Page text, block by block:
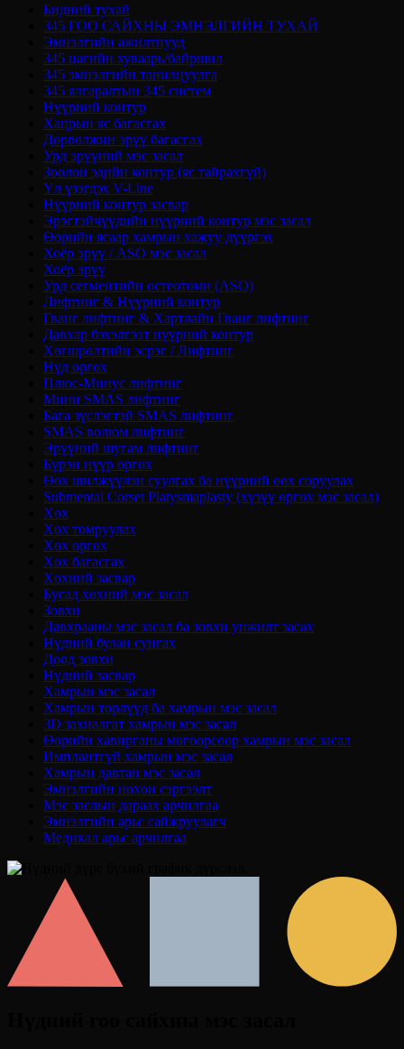
Бидний тухай
345 ГОО САЙХНЫ ЭМНЭЛГИЙН ТУХАЙ
Эмнэлгийн ажилтнууд
345 цагийн хуваарь/байршил
345 эмнэлгийн танилцуулга
345 ялгаралтын 345 систем
Нүүрний контур
Хацрын яс багасгах
Дөрвөлжин эрүү багасгах
Урд эрүүний мэс засал
Зөөлөн эдийн контур (яс тайрахгүй)
Үл үзэгдэх V-Line
Нүүрний контур засвар
Эрэгтэйчүүдийн нүүрний контур мэс засал
Өөрийн ясаар хамрын хажуу дүүргэх
Хоёр эрүү / ASO мэс засал
Хоёр эрүү
Урд сегментийн остеотоми (ASO)
Лифтинг & Нүүрний контур
Гванг лифтинг & Хартлайн Гванг лифтинг
Давхар бэхэлгээт нүүрний контур
Хөгшрөлтийн эсрэг / Лифтинг
Нүд өргөх
Плюс-Минус лифтинг
Мини SMAS лифтинг
Бага зүслэгтэй SMAS лифтинг
SMAS волюм лифтинг
Эрүүний шугам лифтинг
Бүрэн нүүр өргөх
Өөх шилжүүлэн суулгах ба нүүрний өөх соруулах
Submental Corset Platysmaplasty (хүзүү өргөх мэс засал)
Хөх
Хөх томруулах
Хөх өргөх
Хөх багасгах
Хөхний засвар
Бусад хөхний мэс засал
Зовхи
Давхрааны мэс засал ба зовхи унжилт засах
Нүдний булан сунгах
Доод зовхи
Нүдний засвар
Хамрын мэс засал
Хамрын төрлүүд ба хамрын мэс засал
3D захиалгат хамрын мэс засал
Өөрийн хавирганы мөгөөрсөөр хамрын мэс засал
Имплантгүй хамрын мэс засал
Хамрын давтан мэс засал
Эмнэлгийн нөхөн сэргээлт
Мэс заслын дараах арчилгаа
Эмнэлгийн арьс сайжруулагч
Медикал арьс арчилгаа